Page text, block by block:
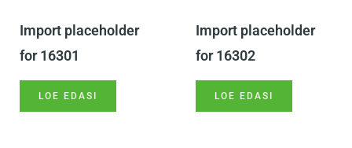
Import placeholder
for 16301
LOE EDASI
Import placeholder
for 16302
LOE EDASI